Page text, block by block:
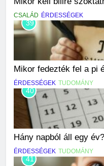
CSALÁD ÉRDESSÉGEK
39
Mikor fedezték fel a pi
ÉRDESSÉGEK TUDOMÁNY
40
Hány napból áll egy év?
ÉRDESSÉGEK TUDOMÁNY
41